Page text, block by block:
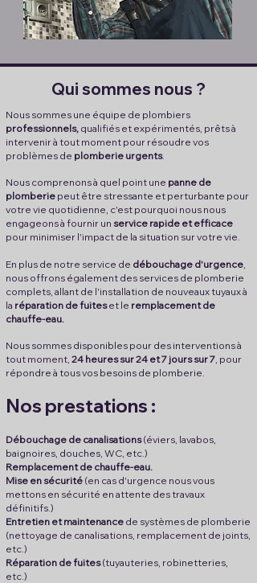
Qui sommes nous ?
Nous sommes une équipe de plombiers
professionnels, qualifiés et expérimentés, prêts à
intervenir à tout moment pour résoudre vos
problèmes de plomberie urgents.
Nous comprenons à quel point une panne de
plomberie peut être stressante et perturbante pour
votre vie quotidienne, c'est pourquoi nous nous
engageons à fournir un service rapide et efficace
pour minimiser l'impact de la situation sur votre vie.
En plus de notre service de débouchage d'urgence,
nous offrons également des services de plomberie
complets, allant de l'installation de nouveaux tuyaux à
la réparation de fuiteset le remplacement de
chauffe-eau.
Nous sommes disponibles pour des interventions à
tout moment, 24 heures sur 24 et 7 jours sur 7, pour
répondre à tous vos besoins de plomberie.
Nos prestations :
Débouchage de canalisations(éviers, lavabos,
baignoires, douches, WC, etc.)
Remplacement de chauffe-eau.
Mise en sécurité (en cas d'urgence nous vous
mettons en sécurité en attente des travaux
définitifs.)
Entretien et maintenance de systèmes de plomberie
(nettoyage de canalisations, remplacement de joints,
etc.)
Réparation de fuites(tuyauteries, robinetteries,
etc.)